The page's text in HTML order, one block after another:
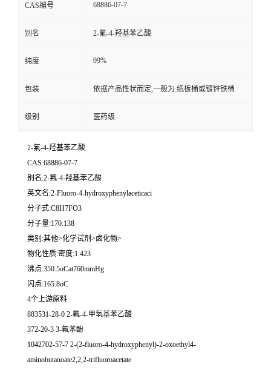
CAS编号 68886-07-7
别名 2-氟-4-羟基苯乙酸
纯度 99%
包装 依据产品性状而定,一般为:纸板桶或镀锌铁桶
级别 医药级
2-氟-4-羟基苯乙酸
CAS:68886-07-7
别名:2-氟-4-羟基苯乙酸
英文名:2-Fluoro-4-hydroxyphenylaceticaci
分子式:C8H7FO3
分子量:170.138
类别:其他>化学试剂>卤化物>
物化性质:密度:1.423
沸点:350.5oCat760mmHg
闪点:165.8oC
4个上游原料
883531-28-0 2-氟-4-甲氧基苯乙酸
372-20-3 3-氟苯酚
1042702-57-7 2-(2-fluoro-4-hydroxyphenyl)-2-oxoethyl4-
aminobutanoate2,2,2-trifluoroacetate